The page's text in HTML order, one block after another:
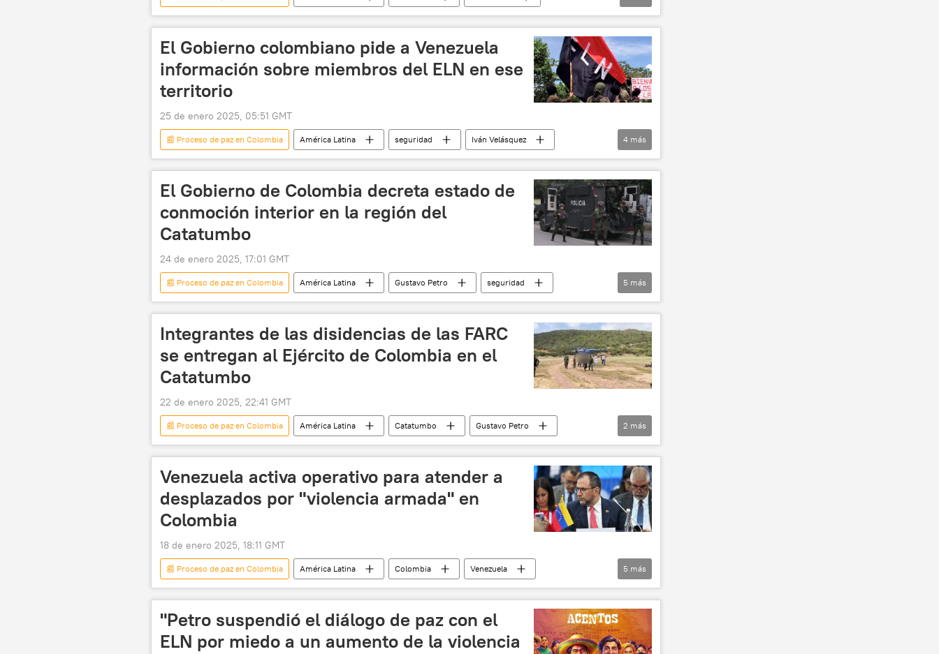
seguridad
Organización de Estados Americanos (OEA)
El Gobierno colombiano pide a Venezuela
información sobre miembros del ELN en ese
territorio
25 de enero 2025, 05:51 GMT
📰 Proceso de paz en Colombia América Latina seguridad
Iván Velásquez
Venezuela
Colombia
Catatumbo
4 más
El Gobierno de Colombia decreta estado de
conmoción interior en la región del
Catatumbo
24 de enero 2025, 17:01 GMT
📰 Proceso de paz en Colombia América Latina Gustavo Petro
seguridad
Ejército de Liberación Nacional (ELN) de Colombia
Gobierno de Colombia
Colombia
5 más
Integrantes de las disidencias de las FARC
se entregan al Ejército de Colombia en el
Catatumbo
22 de enero 2025, 22:41 GMT
📰 Proceso de paz en Colombia América Latina Catatumbo
Gustavo Petro
Colombia
FARC
2 más
Venezuela activa operativo para atender a
desplazados por "violencia armada" en
Colombia
18 de enero 2025, 18:11 GMT
📰 Proceso de paz en Colombia América Latina Colombia
Venezuela
crisis fronteriza
FARC Ejército de Liberación Nacional (ELN) de Colombia
Yván Gil
5 más
"Petro suspendió el diálogo de paz con el
ELN por miedo a un aumento de la violencia